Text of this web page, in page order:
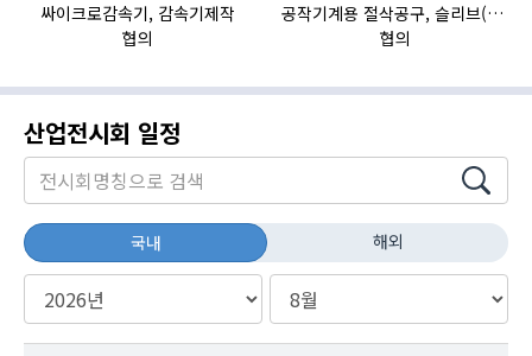
싸이크로감속기, 감속기제작
협의
공작기계용 절삭공구, 슬리브(SLEEVE)
협의
산업전시회 일정
국내 해외